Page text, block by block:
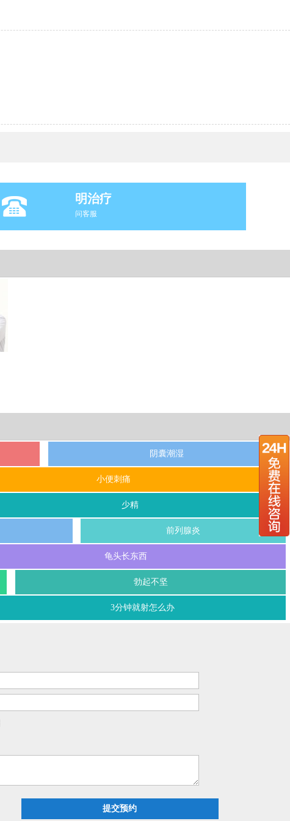
明治疗
问客服
阴囊潮湿
小便刺痛
少精
前列腺炎
龟头长东西
勃起不坚
3分钟就射怎么办